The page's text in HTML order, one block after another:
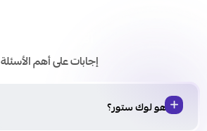
إجابات على أهم الأسئلة
من هو لوك ستور؟